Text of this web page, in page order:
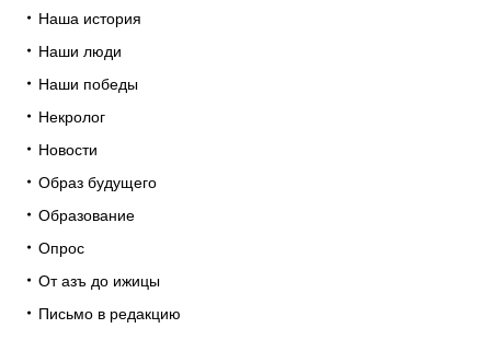
Наша история
Наши люди
Наши победы
Некролог
Новости
Образ будущего
Образование
Опрос
От азъ до ижицы
Письмо в редакцию